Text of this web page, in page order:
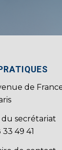
de
secrétariat
33 49 41